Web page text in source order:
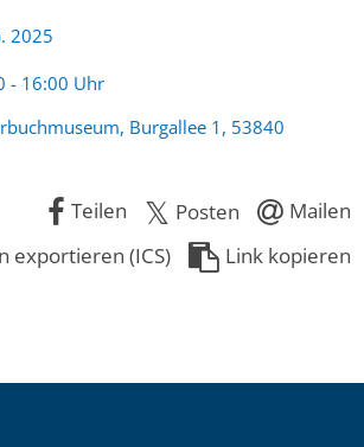
2025
- 16:00 Uhr
Burgallee 1, 53840
Teilen Posten
Mailen
exportieren (ICS)
Link kopieren